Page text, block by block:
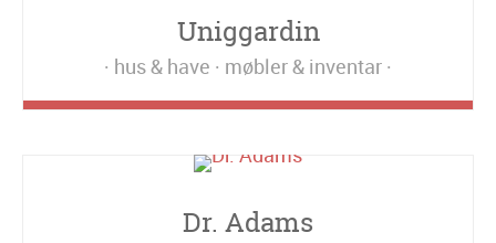
Uniggardin
hus & have møbler & inventar
Dr. Adams